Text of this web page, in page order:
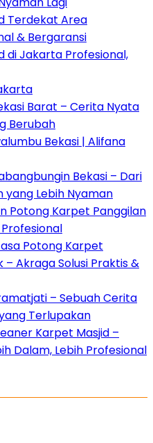
Terdekat Area
& Bergaransi
di Jakarta Profesional,
Barat – Cerita Nyata
Berubah
Bekasi | Alifana
Bekasi – Dari
yang Lebih Nyaman
Potong Karpet Panggilan
Potong Karpet
Akraga Solusi Praktis &
– Sebuah Cerita
Terlupakan
Karpet Masjid –
Dalam, Lebih Profesional